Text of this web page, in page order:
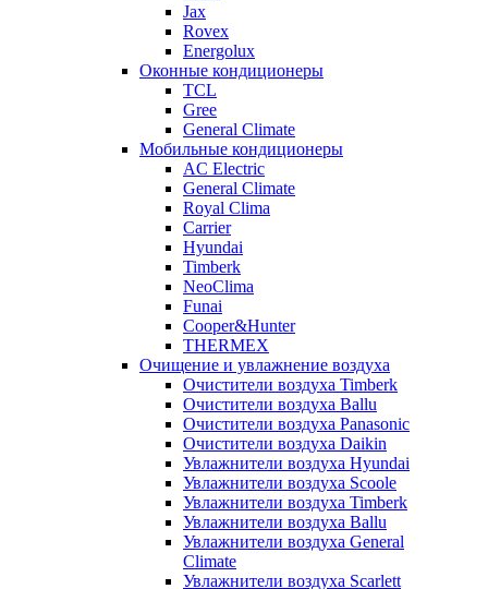
Jax
Rovex
Energolux
Оконные кондиционеры
TCL
Gree
General Climate
Мобильные кондиционеры
AC Electric
General Climate
Royal Clima
Carrier
Hyundai
Timberk
NeoClima
Funai
Cooper&Hunter
THERMEX
Очищение и увлажнение воздуха
Очистители воздуха Timberk
Очистители воздуха Ballu
Очистители воздуха Panasonic
Очистители воздуха Daikin
Увлажнители воздуха Hyundai
Увлажнители воздуха Scoole
Увлажнители воздуха Timberk
Увлажнители воздуха Ballu
Увлажнители воздуха General
Climate
Увлажнители воздуха Scarlett